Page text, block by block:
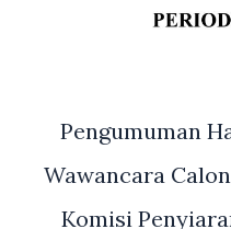
Pengumuman
Wawancara
Komisi